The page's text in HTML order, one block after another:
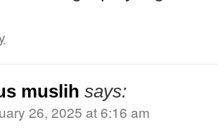
muslih says:
26, 2025 at 6:16 am